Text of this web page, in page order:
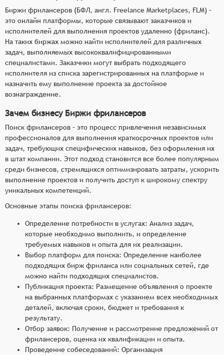
Эти функции делают биржи фрилансеров
незаменимым инструментом для эффективного
сотрудничества с внештатными специалистами,
способствуя сокращению времени на поиск
подходящих исполнителей, улучшению качества
работы и оптимизации процессов управления
проектами.
Биржи фрилансеров (БФЛ, англ. Freelance Marketplaces, FLM) –
это онлайн платформы, которые связывают заказчиков и
исполнителей для выполнения проектов удаленно (фриланс).
На таких биржах можно найти исполнителей для различных
задач, выполняемых высококвалифицированными
специалистами. Заказчики могут выбрать подходящего
исполнителя из списка зарегистрированных на платформе и
назначить ему выполнение проекта за достойное
вознаграждение.
Зачем бизнесу Биржи фрилансеров
Поиск фрилансеров – это процесс привлечения независимых
профессионалов для выполнения краткосрочных проектов или
задач, требующих специфических навыков, без оформления их
в штат компании. Этот подход становится все более популярным
среди бизнесов, стремящихся оптимизировать затраты, ускорить
выполнение проектов и получить доступ к широкому спектру
уникальных компетенций.
Основные этапы поиска фрилансеров:
Определение потребности в услугах: Анализ задач,
которые необходимо выполнить, и определение
требуемых навыков и опыта для их реализации.
Выбор платформ для поиска: Определение наиболее
подходящих бирж фриланса или социальных сетей, где
можно найти подходящих специалистов.
Публикация проекта: Размещение объявления о проекте
на выбранных платформах с указанием всех необходимых
деталей, включая сроки, бюджет и требования к
результату.
Отбор заявок: Получение и рассмотрение предложений от
фрилансеров, оценка их квалификации и опыта.
Проведение собеседований: Организация